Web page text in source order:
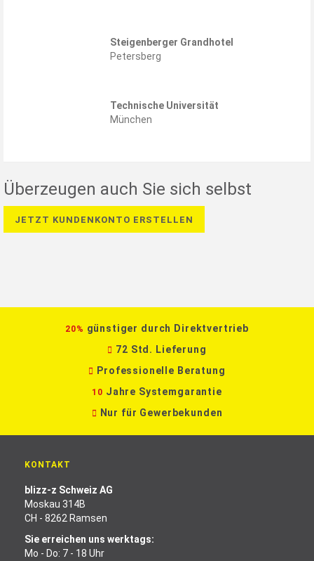
Steigenberger Grandhotel
Petersberg
Technische Universität
München
Überzeugen auch Sie sich selbst
JETZT KUNDENKONTO ERSTELLEN
20% günstiger durch Direktvertrieb
72 Std. Lieferung
Professionelle Beratung
10 Jahre Systemgarantie
Nur für Gewerbekunden
KONTAKT
blizz-z Schweiz AG
Moskau 314B
CH - 8262 Ramsen
Sie erreichen uns werktags:
Mo - Do: 7 - 18 Uhr